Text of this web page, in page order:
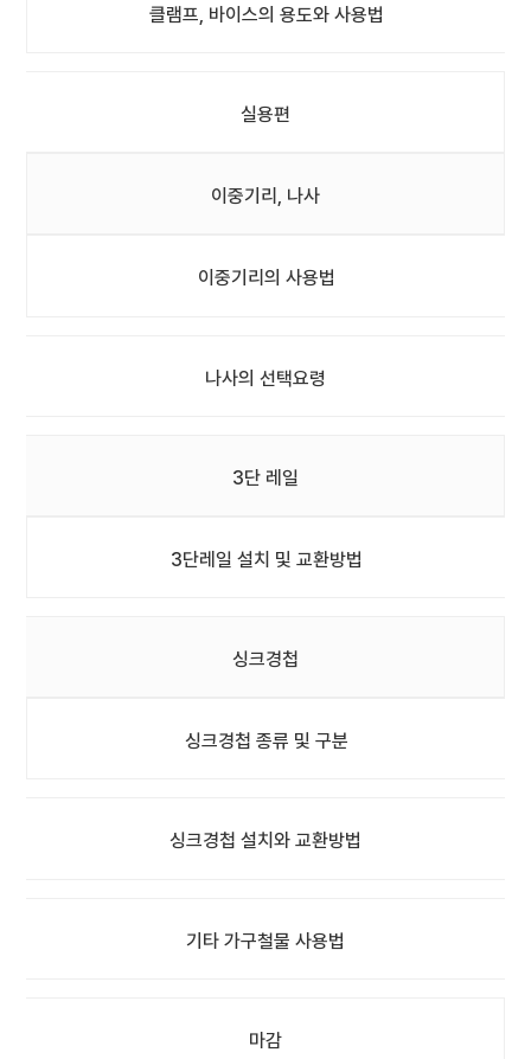
클램프, 바이스의 용도와 사용법
실용편
이중기리, 나사
이중기리의 사용법
나사의 선택요령
3단 레일
3단레일 설치 및 교환방법
싱크경첩
싱크경첩 종류 및 구분
싱크경첩 설치와 교환방법
기타 가구철물 사용법
마감